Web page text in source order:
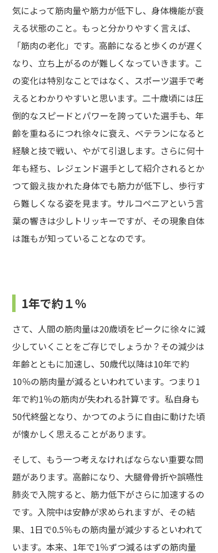
気によって筋肉量や筋力が低下し、身体機能が衰
える状態のこと。もっと分かりやすく言えば、
「筋肉の老化」です。高齢になると歩くのが遅く
なり、立ち上がるのが難しくなっていきます。こ
の変化は特別なことではなく、スポーツ選手で考
えるとわかりやすいと思います。二十歳頃には圧
倒的なスピードとパワーを誇っていた選手も、年
齢を重ねるにつれ徐々に衰え、ベテランになると
経験と技で戦い、やがて引退します。さらに何十
年も経ち、レジェンド選手として紹介されるとか
つて鍛え抜かれた身体でも筋力が低下し、歩行す
ら難しくなる姿を見ます。サルコペニアという言
葉の響きは少しトリッキーですが、その現象自体
は誰もが知っていることなのです。
1年で約１％
さて、人間の筋肉量は20歳頃をピークに徐々に減
少していくことをご存じでしょうか？その減少は
年齢とともに加速し、50歳代以降は10年で約
10％の筋肉量が減るといわれています。つまり1
年で約1％の筋肉が失われる計算です。私自身も
50代終盤となり、かつてのように自由に動けた頃
が懐かしく思えることがあります。
そして、もう一つ考えなければならない重要な問
題があります。高齢になり、大腿骨骨折や誤嚥性
肺炎で入院すると、筋力低下がさらに加速するの
です。入院中は安静が求められますが、その結
果、1日で0.5％もの筋肉量が減少するといわれて
います。本来、1年で1％ずつ減るはずの筋肉量